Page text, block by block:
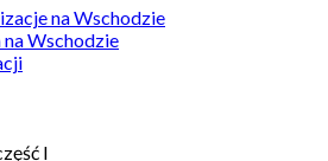
na Wschodzie
Wschodzie
I